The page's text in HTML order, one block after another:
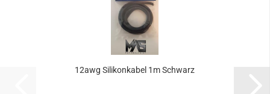
12awg Silikonkabel 1m Schwarz